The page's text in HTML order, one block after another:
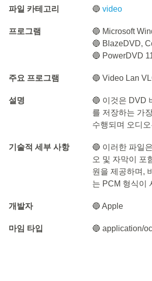
파일 카테고리 🔵video
프로그램
🔵 Microsoft
🔵 BlazeDVD,
🔵 PowerDVD
주요 프로그램 🔵 Video Lan
설명
🔵 이것은 DVD
를 저장하는 가
수행되며 오디
기술적 세부 사항
🔵 이러한 파일
오 및 자막이 포
원을 제공하며,
는 PCM 형식이
개발자 🔵 Apple
마임 타입 🔵 application/